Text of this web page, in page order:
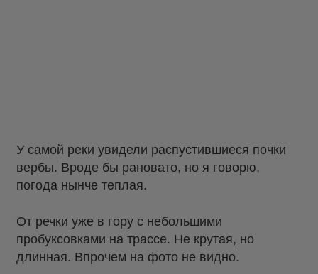
У самой реки увидели распустившиеся почки
вербы. Вроде бы рановато, но я говорю,
погода нынче теплая.
От речки уже в гору с небольшими
пробуксовками на трассе. Не крутая, но
длинная. Впрочем на фото не видно.